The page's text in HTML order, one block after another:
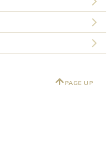
PAGE UP